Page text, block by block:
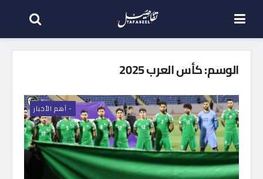
الوسم:كأس العرب 2025
- اَهم الأخبار